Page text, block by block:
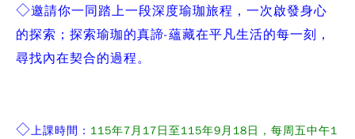
◇邀請你一同踏上一段深度瑜珈旅程，一次啟發身心
的探索；探索瑜珈的真諦-蘊藏在平凡生活的每一刻，
尋找內在契合的過程。
◇上課時間： 115年7月17日至115年9月18日，每周五中午1